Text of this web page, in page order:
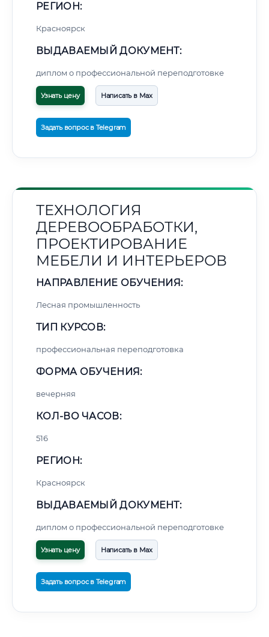
РЕГИОН:
Красноярск
ВЫДАВАЕМЫЙ ДОКУМЕНТ:
диплом о профессиональной переподготовке
Узнать цену Написать в Max
Задать вопрос в Telegram
ТЕХНОЛОГИЯ
ДЕРЕВООБРАБОТКИ,
ПРОЕКТИРОВАНИЕ
МЕБЕЛИ И ИНТЕРЬЕРОВ
НАПРАВЛЕНИЕ ОБУЧЕНИЯ:
Лесная промышленность
ТИП КУРСОВ:
профессиональная переподготовка
ФОРМА ОБУЧЕНИЯ:
вечерняя
КОЛ-ВО ЧАСОВ:
516
РЕГИОН:
Красноярск
ВЫДАВАЕМЫЙ ДОКУМЕНТ:
диплом о профессиональной переподготовке
Узнать цену Написать в Max
Задать вопрос в Telegram